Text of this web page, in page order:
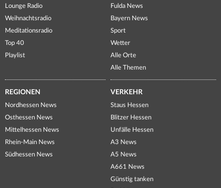
Lounge Radio
Weihnachtsradio
Meditationsradio
Top 40
Playlist
Fulda News
Bayern News
Sport
Wetter
Alle Orte
Alle Themen
REGIONEN
Nordhessen News
Osthessen News
Mittelhessen News
Rhein-Main News
Südhessen News
VERKEHR
Staus Hessen
Blitzer Hessen
Unfälle Hessen
A3 News
A5 News
A661 News
Günstig tanken